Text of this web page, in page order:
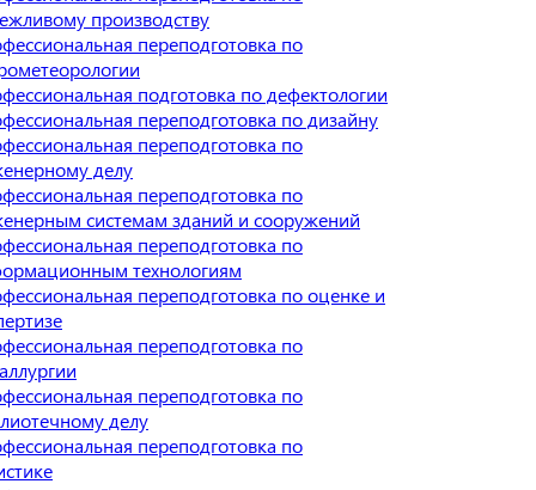
производству
переподготовка по
подготовка по дефектологии
переподготовка по дизайну
переподготовка по
делу
переподготовка по
системам зданий и сооружений
переподготовка по
технологиям
переподготовка по оценке и
переподготовка по
переподготовка по
делу
переподготовка по